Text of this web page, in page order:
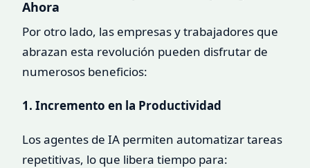
Ahora
Por otro lado, las empresas y trabajadores que
abrazan esta revolución pueden disfrutar de
numerosos beneficios:
1. Incremento en la Productividad
Los agentes de IA permiten automatizar tareas
repetitivas, lo que libera tiempo para: